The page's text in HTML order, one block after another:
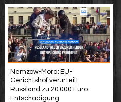
Nemzow-Mord: EU-
Gerichtshof verurteilt
Russland zu 20.000 Euro
Entschädigung